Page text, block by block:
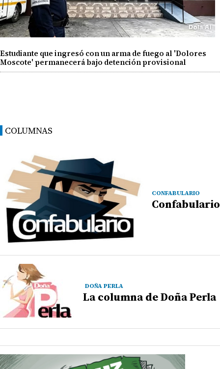
Estudiante que ingresó con un arma de fuego al 'Dolores
Moscote' permanecerá bajo detención provisional
COLUMNAS
CONFABULARIO
Confabulario
DOÑA PERLA
La columna de Doña Perla